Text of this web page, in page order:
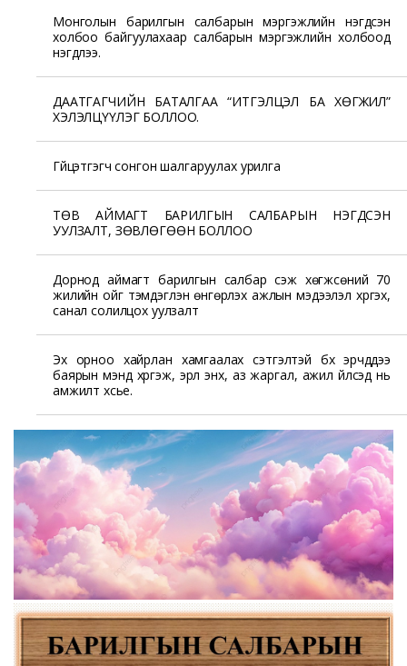
Монголын барилгын салбарын мэргэжлийн нэгдсэн
холбоо байгуулахаар салбарын мэргэжлийн холбоод
нэгдлээ.
ДААТГАГЧИЙН БАТАЛГАА “ИТГЭЛЦЭЛ БА ХӨГЖИЛ”
ХЭЛЭЛЦҮҮЛЭГ БОЛЛОО.
Гүйцэтгэгч сонгон шалгаруулах урилга
ТӨВ АЙМАГТ БАРИЛГЫН САЛБАРЫН НЭГДСЭН
УУЛЗАЛТ, ЗӨВЛӨГӨӨН БОЛЛОО
Дорнод аймагт барилгын салбар үүсэж хөгжсөний 70
жилийн ойг тэмдэглэн өнгөрүүлэх ажлын мэдээлэл хүргэх,
санал солилцох уулзалт
Эх орноо хайрлан хамгаалах сэтгэлтэй бүх эрчүүддээ
баярын мэнд хүргэж, эрүүл энх, аз жаргал, ажил үйлсэд нь
амжилт хүсье.